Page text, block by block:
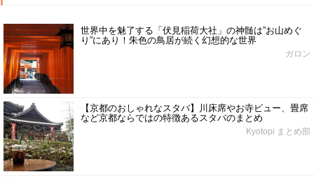
世界中を魅了する「伏見稲荷大社」の神髄は”お山めぐ
り”にあり！朱色の鳥居が続く幻想的な世界
ガロン
【京都のおしゃれなスタバ】川床席やお寺ビュー、畳席
など京都ならではの特徴あるスタバのまとめ
Kyotopi まとめ部